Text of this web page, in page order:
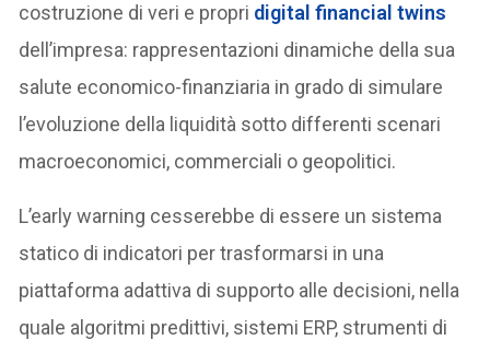
costruzione di veri e propri digital financial twins
dell’impresa: rappresentazioni dinamiche della sua
salute economico-finanziaria in grado di simulare
l’evoluzione della liquidità sotto differenti scenari
macroeconomici, commerciali o geopolitici.
L’early warning cesserebbe di essere un sistema
statico di indicatori per trasformarsi in una
piattaforma adattiva di supporto alle decisioni, nella
quale algoritmi predittivi, sistemi ERP, strumenti di